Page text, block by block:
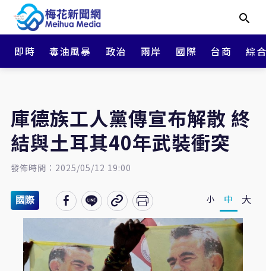
即時 毒油風暴 政治 兩岸 國際 台商 綜
庫德族工人黨傳宣布解散 終
結與土耳其40年武裝衝突
發佈時間：2025/05/12 19:00
國際 小 中 大